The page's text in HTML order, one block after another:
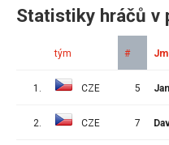
Statistiky hráčů v
tým #
1. CZE 5
2. CZE 7